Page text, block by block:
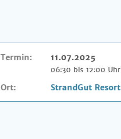
Termin: 11.07.2025
06:30 bis 12:00 Uhr
Ort: StrandGut Resort